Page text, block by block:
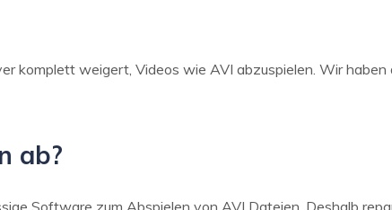
komplett weigert, Videos wie AVI abzuspielen. Wir
ab?
Software zum Abspielen von AVI Dateien. Deshalb